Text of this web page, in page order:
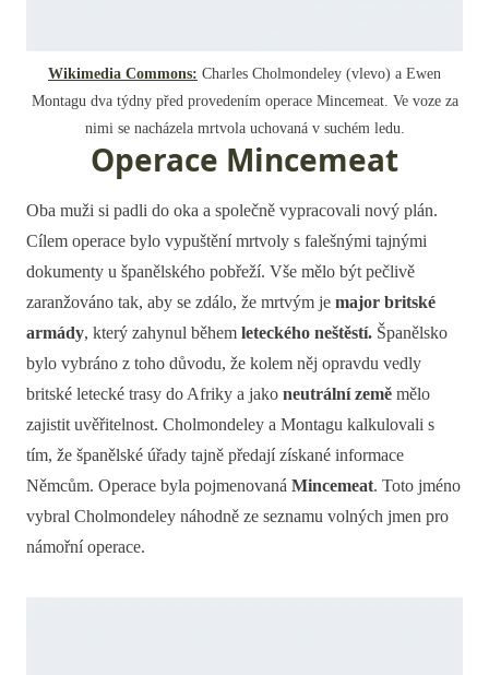
Wikimedia Commons: Charles Cholmondeley (vlevo) a Ewen
Montagu dva týdny před provedením operace Mincemeat. Ve voze za
nimi se nacházela mrtvola uchovaná v suchém ledu.
Operace Mincemeat
Oba muži si padli do oka a společně vypracovali nový plán.
Cílem operace bylo vypuštění mrtvoly s falešnými tajnými
dokumenty u španělského pobřeží. Vše mělo být pečlivě
zaranžováno tak, aby se zdálo, že mrtvým je major britské
armády, který zahynul během leteckého neštěstí. Španělsko
bylo vybráno z toho důvodu, že kolem něj opravdu vedly
britské letecké trasy do Afriky a jako neutrální země mělo
zajistit uvěřitelnost. Cholmondeley a Montagu kalkulovali s
tím, že španělské úřady tajně předají získané informace
Němcům. Operace byla pojmenovaná Mincemeat. Toto jméno
vybral Cholmondeley náhodně ze seznamu volných jmen pro
námořní operace.